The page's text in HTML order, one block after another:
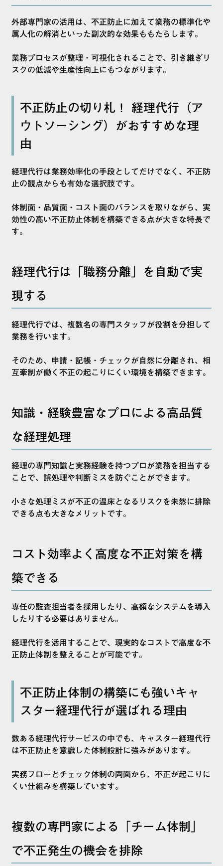
外部専門家の活用は、不正防止に加えて業務の標準化や
属人化の解消といった副次的な効果ももたらします。
業務プロセスが整理・可視化されることで、引き継ぎリ
スクの低減や生産性向上にもつながります。
不正防止の切り札！ 経理代行（ア
ウトソーシング）がおすすめな理
由
経理代行は業務効率化の手段としてだけでなく、不正防
止の観点からも有効な選択肢です。
体制面・品質面・コスト面のバランスを取りながら、実
効性の高い不正防止体制を構築できる点が大きな特長で
す。
経理代行は「職務分離」を自動で実
現する
経理代行では、複数名の専門スタッフが役割を分担して
業務を行います。
そのため、申請・記帳・チェックが自然に分離され、相
互牽制が働く不正の起こりにくい環境を構築できます。
知識・経験豊富なプロによる高品質
な経理処理
経理の専門知識と実務経験を持つプロが業務を担当する
ことで、誤処理や判断ミスを防ぐことができます。
小さな処理ミスが不正の温床となるリスクを未然に排除
できる点も大きなメリットです。
コスト効率よく高度な不正対策を構
築できる
専任の監査担当者を採用したり、高額なシステムを導入
したりする必要はありません。
経理代行を活用することで、現実的なコストで高度な不
正防止体制を整えることが可能です。
不正防止体制の構築にも強いキャ
スター経理代行が選ばれる理由
数ある経理代行サービスの中でも、キャスター経理代行
は不正防止を意識した体制設計に強みがあります。
実務フローとチェック体制の両面から、不正が起こりに
くい仕組みを構築しています。
複数の専門家による「チーム体制」
で不正発生の機会を排除